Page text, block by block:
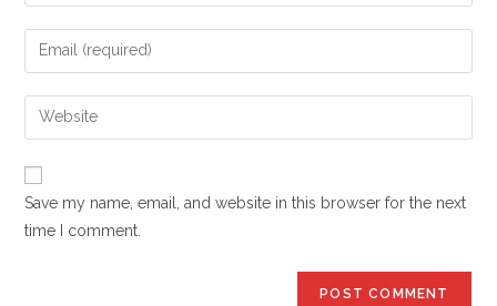
Save my name, email, and website in this browser for the next
time I comment.